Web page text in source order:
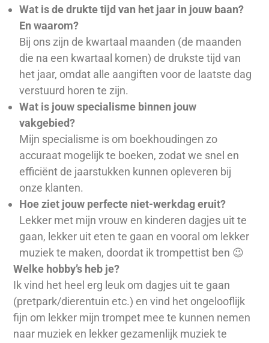
Wat is de drukte tijd van het jaar in jouw baan?
En waarom?
Bij ons zijn de kwartaal maanden (de maanden
die na een kwartaal komen) de drukste tijd van
het jaar, omdat alle aangiften voor de laatste dag
verstuurd horen te zijn.
Wat is jouw specialisme binnen jouw
vakgebied?
Mijn specialisme is om boekhoudingen zo
accuraat mogelijk te boeken, zodat we snel en
efficiënt de jaarstukken kunnen opleveren bij
onze klanten.
Hoe ziet jouw perfecte niet-werkdag eruit?
Lekker met mijn vrouw en kinderen dagjes uit te
gaan, lekker uit eten te gaan en vooral om lekker
muziek te maken, doordat ik trompettist ben 😉
Welke hobby’s heb je?
Ik vind het heel erg leuk om dagjes uit te gaan
(pretpark/dierentuin etc.) en vind het ongelooflijk
fijn om lekker mijn trompet mee te kunnen nemen
naar muziek en lekker gezamenlijk muziek te